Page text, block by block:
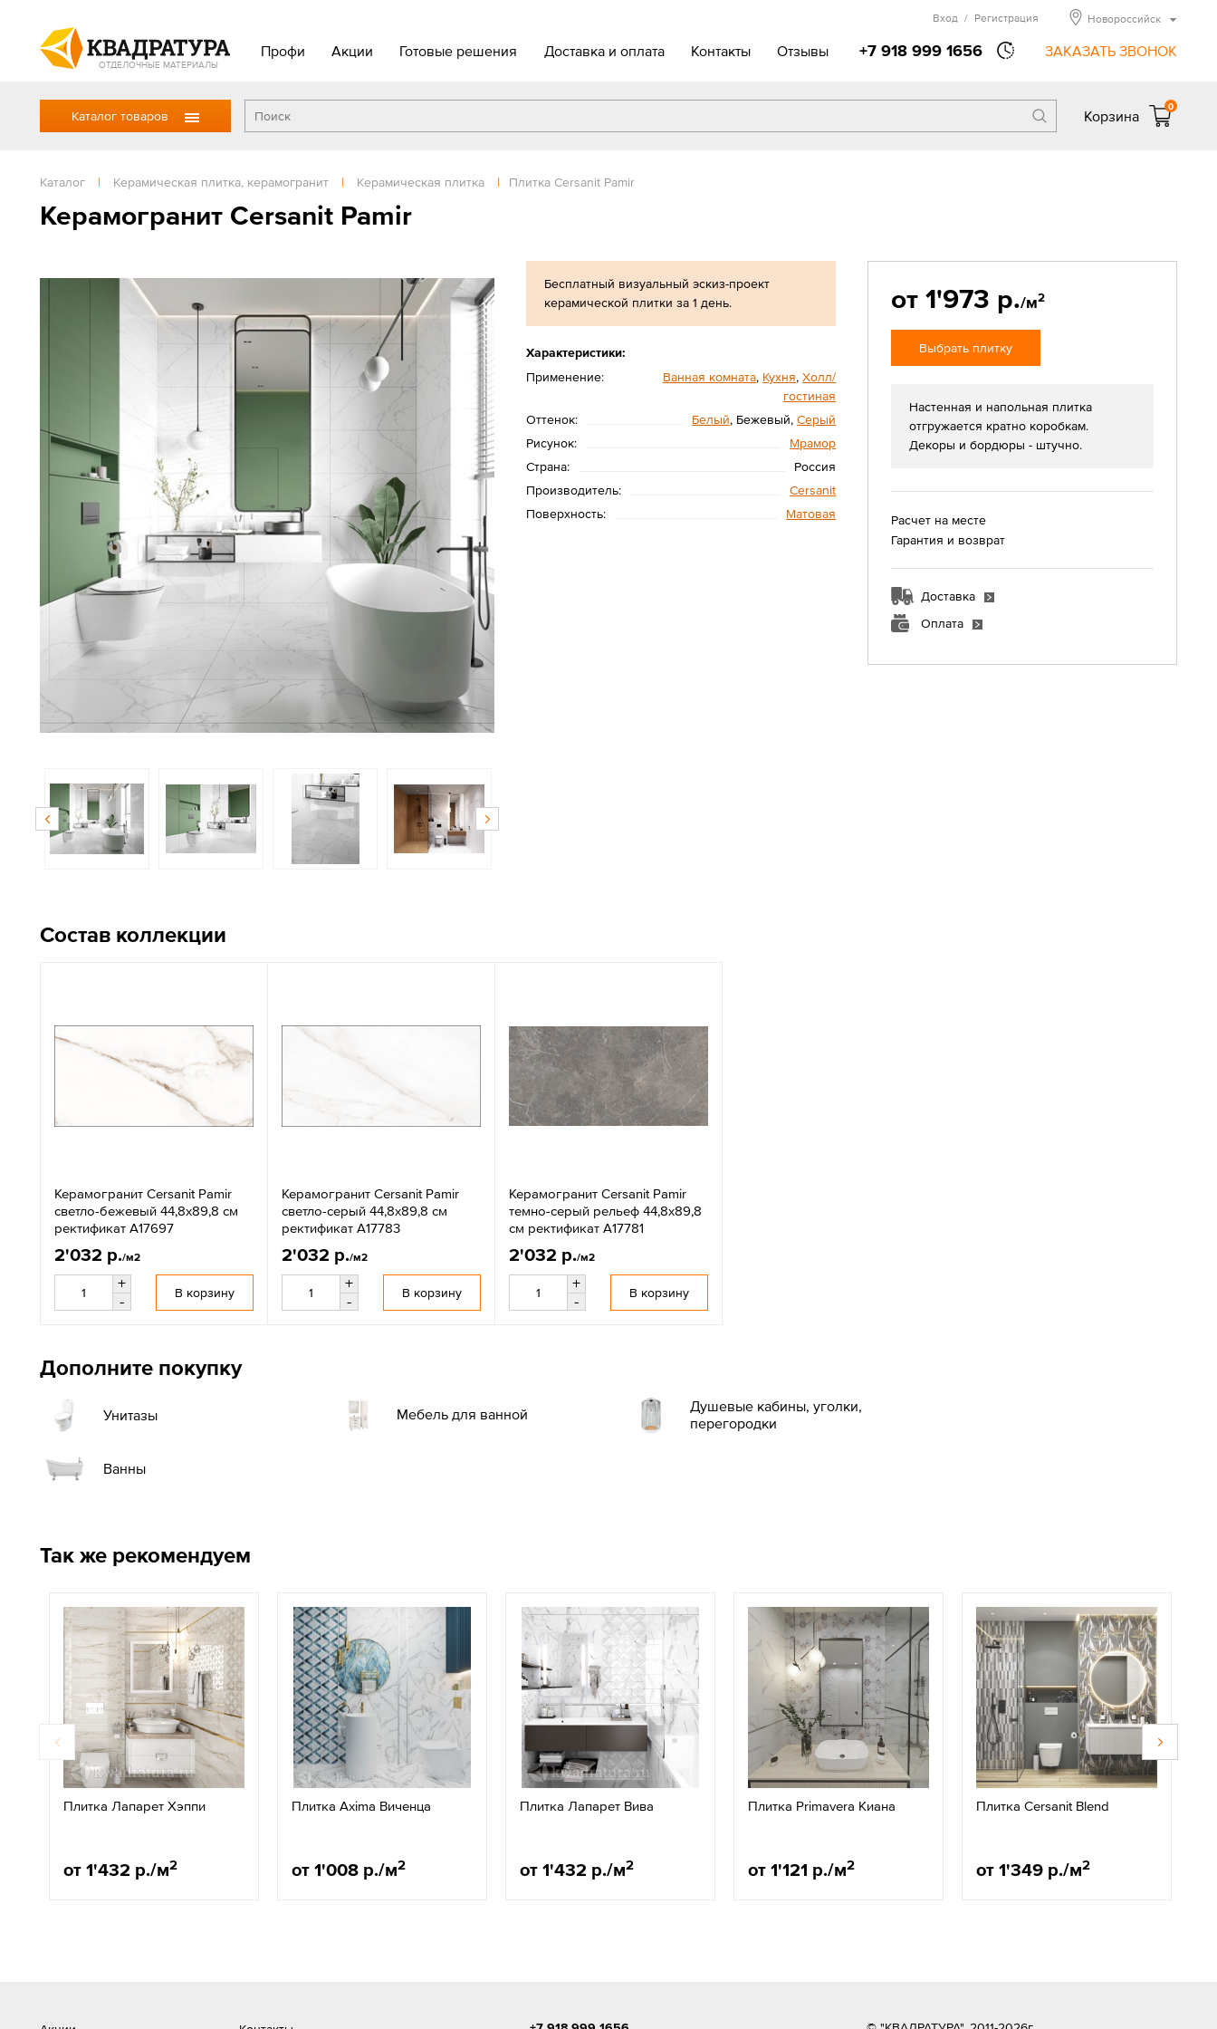
ОТДЕЛОЧНЫЕ МАТЕРИАЛЫ
Профи Акции Готовые решения Доставка и оплата Контакты Отзывы +7 918 999 1656 ЗАКАЗАТЬ ЗВОНОК
Вход / Регистрация Новороссийск
Каталог товаров Корзина
0
Каталог | Керамическая плитка, керамогранит | Керамическая плитка | Плитка Cersanit Pamir
Керамогранит Cersanit Pamir
Бесплатный визуальный эскиз-проект
керамической плитки за 1 день.
Характеристики:
Применение:
Ванная комната, Кухня,Холл/
гостиная
Оттенок:
Белый, Бежевый,Серый
Рисунок:
Мрамор
Страна:
Россия
Производитель:
Cersanit
Поверхность:
Матовая
от 1'973 р./м2
Выбрать плитку
Настенная и напольная плитка
отгружается кратно коробкам.
Декоры и бордюры - штучно.
Расчет на месте
Гарантия и возврат
Доставка
Оплата
Состав коллекции
Керамогранит Cersanit Pamir
светло-бежевый 44,8x89,8 см
ректификат A17697
2'032 р./м2
+
-
В корзину
Керамогранит Cersanit Pamir
светло-серый 44,8x89,8 см
ректификат A17783
2'032 р./м2
+
-
В корзину
Керамогранит Cersanit Pamir
темно-серый рельеф 44,8x89,8
см ректификат A17781
2'032 р./м2
+
-
В корзину
Дополните покупку
Унитазы Мебель для ванной
Душевые кабины, уголки,
перегородки
Ванны
Так же рекомендуем
Плитка Лапарет Хэппи
от 1'432 р./м2
Плитка Axima Виченца
от 1'008 р./м2
Плитка Лапарет Вива
от 1'432 р./м2
Плитка Primavera Киана
от 1'121 р./м2
Плитка Cersanit Blend
от 1'349 р./м2